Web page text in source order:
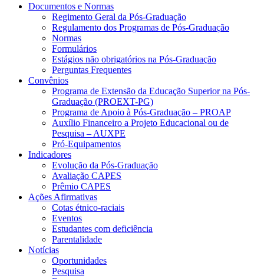
Documentos e Normas
Regimento Geral da Pós-Graduação
Regulamento dos Programas de Pós-Graduação
Normas
Formulários
Estágios não obrigatórios na Pós-Graduação
Perguntas Frequentes
Convênios
Programa de Extensão da Educação Superior na Pós-
Graduação (PROEXT-PG)
Programa de Apoio à Pós-Graduação – PROAP
Auxílio Financeiro a Projeto Educacional ou de
Pesquisa – AUXPE
Pró-Equipamentos
Indicadores
Evolução da Pós-Graduação
Avaliação CAPES
Prêmio CAPES
Ações Afirmativas
Cotas étnico-raciais
Eventos
Estudantes com deficiência
Parentalidade
Notícias
Oportunidades
Pesquisa